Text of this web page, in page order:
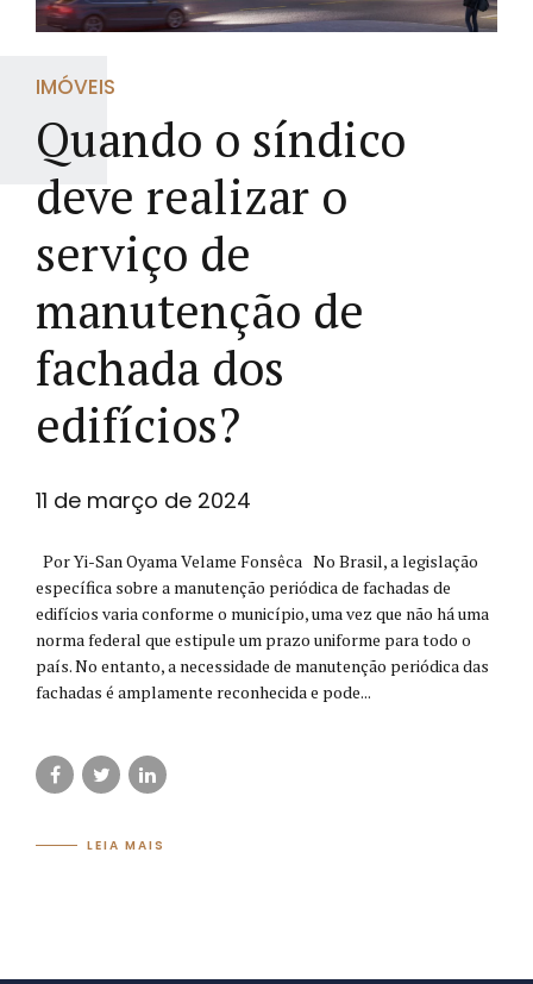
IMÓVEIS
Quando o síndico
deve realizar o
serviço de
manutenção de
fachada dos
edifícios?
11 de março de 2024
Por Yi-San Oyama Velame Fonsêca No Brasil, a legislação
específica sobre a manutenção periódica de fachadas de
edifícios varia conforme o município, uma vez que não há uma
norma federal que estipule um prazo uniforme para todo o
país. No entanto, a necessidade de manutenção periódica das
fachadas é amplamente reconhecida e pode...
LEIA MAIS